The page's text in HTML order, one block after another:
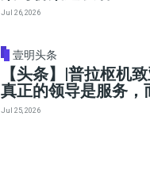
Jul 26, 2026
壹明头条
【头条】|普拉枢机
真正的领导是服务，
Jul 25, 2026